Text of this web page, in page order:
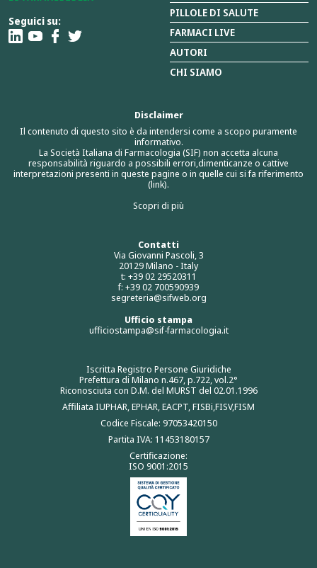
Seguici su:
Contatti
Via Giovanni Pascoli, 3
20129 Milano - Italy
t: +39 02 29520311
f: +39 02 700590939
segreteria@sifweb.org
Ufficio stampa
ufficiostampa@sif-farmacologia.it
Iscritta Registro Persone Giuridiche
Prefettura di Milano n.467, p.722, vol.2°
Riconosciuta con D.M. del MURST del 02.01.1996
Affiliata IUPHAR, EPHAR, EACPT, FISBi,FISV,FISM
Codice Fiscale: 97053420150
Partita IVA: 11453180157
Certificazione:
ISO 9001:2015
Disclaimer
Il contenuto di questo sito è da intendersi come a scopo puramente
informativo.
La Società Italiana di Farmacologia (SIF) non accetta alcuna
responsabilità riguardo a possibili errori,dimenticanze o cattive
interpretazioni presenti in queste pagine o in quelle cui si fa riferimento
(link).
Scopri di più
PILLOLE DI SALUTE
FARMACI LIVE
AUTORI
CHI SIAMO